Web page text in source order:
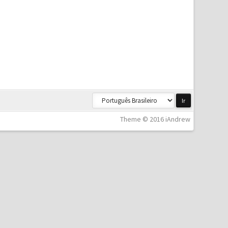
Theme © 2016 iAndrew